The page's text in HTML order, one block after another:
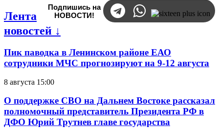
Подпишись на
НОВОСТИ!
Лента
новостей ↓
Пик паводка в Ленинском районе ЕАО
сотрудники МЧС прогнозируют на 9-12 августа
8 августа 15:00
О поддержке СВО на Дальнем Востоке рассказал
полномочный представитель Президента РФ в
ДФО Юрий Трутнев главе государства